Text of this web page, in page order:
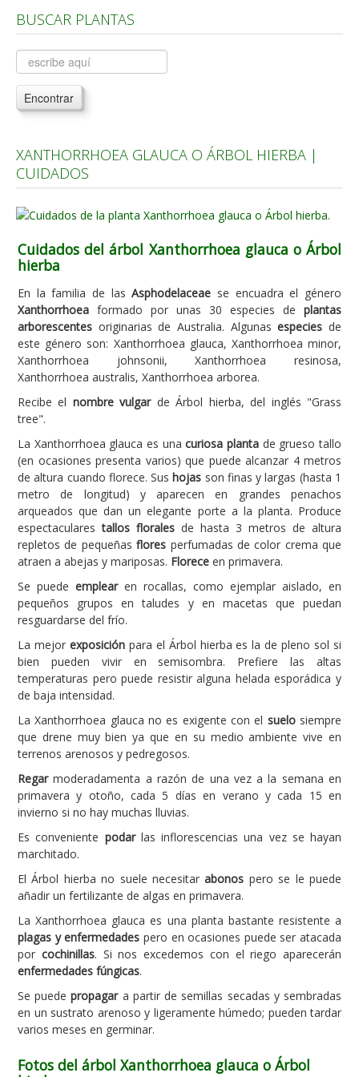
Árboles, Cicas y Palmeras de la G a la Z
Plantas Anuales y Perennes
Plantas Bulbosas y Acuáticas
Plantas de Interior
Plantas Aromáticas y de Huerto
Plantas Carnívoras y Orquídeas
Consejos
Hemisferio Norte
Hemisferio Sur
Enfermedades
Animales
Hongos
Carencias
Fotos
Flores y Plantas
Árboles y Palmeras
Arbustos y Trepadoras
Cactus y Suculentas
BUSCAR PLANTAS
Encontrar
XANTHORRHOEA GLAUCA O ÁRBOL HIERBA |
CUIDADOS
Cuidados del árbol Xanthorrhoea glauca o Árbol
hierba
En la familia de lasAsphodelaceae se encuadra el género
Xanthorrhoea formado por unas 30 especies de plantas
arborescentes originarias de Australia. Algunasespecies de
este género son: Xanthorrhoea glauca, Xanthorrhoea minor,
Xanthorrhoea johnsonii, Xanthorrhoea resinosa,
Xanthorrhoea australis, Xanthorrhoea arborea.
Recibe el nombre vulgarde Árbol hierba, del inglés "Grass
tree".
La Xanthorrhoea glauca es unacuriosa planta de grueso tallo
(en ocasiones presenta varios) que puede alcanzar 4 metros
de altura cuando florece. Sushojas son finas y largas (hasta 1
metro de longitud) y aparecen en grandes penachos
arqueados que dan un elegante porte a la planta. Produce
espectacularestallos florales de hasta 3 metros de altura
repletos de pequeñasflores perfumadas de color crema que
atraen a abejas y mariposas. Florece en primavera.
Se puede emplearen rocallas, como ejemplar aislado, en
pequeños grupos en taludes y en macetas que puedan
resguardarse del frío.
La mejor exposiciónpara el Árbol hierba es la de pleno sol si
bien pueden vivir en semisombra. Prefiere las altas
temperaturas pero puede resistir alguna helada esporádica y
de baja intensidad.
La Xanthorrhoea glauca no es exigente con el suelosiempre
que drene muy bien ya que en su medio ambiente vive en
terrenos arenosos y pedregosos.
Regarmoderadamenta a razón de una vez a la semana en
primavera y otoño, cada 5 días en verano y cada 15 en
invierno si no hay muchas lluvias.
Es conveniente podarlas inflorescencias una vez se hayan
marchitado.
El Árbol hierba no suele necesitarabonos pero se le puede
añadir un fertilizante de algas en primavera.
La Xanthorrhoea glauca es una planta bastante resistente a
plagas y enfermedades pero en ocasiones puede ser atacada
por cochinillas. Si nos excedemos con el riego aparecerán
enfermedades fúngicas.
Se puedepropagara partir de semillas secadas y sembradas
en un sustrato arenoso y ligeramente húmedo; pueden tardar
varios meses en germinar.
Fotos del árbol Xanthorrhoea glauca o Árbol